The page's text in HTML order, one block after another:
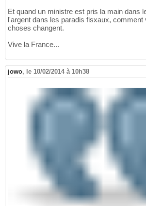
Et quand un ministre est pris la main dans
l'argent dans les paradis fisxaux, comment
choses changent.
Vive la France...
jowo, le 10/02/2014 à 10h38